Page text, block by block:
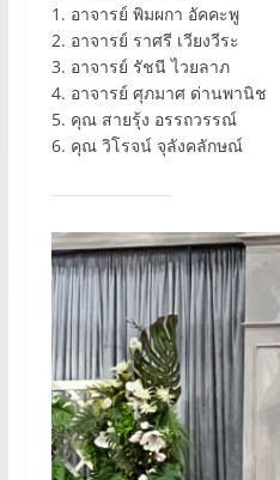
1. อาจารย์ พิมผกา อัคคะพู
2. อาจารย์ ราศรี เวียงวีระ
3. อาจารย์ รัชนี ไวยลาภ
4. อาจารย์ ศุภมาศ ด่านพานิช
5. คุณ สายรุ้ง อรรถวรรณ์
6. คุณ วิโรจน์ จุลังคลักษณ์